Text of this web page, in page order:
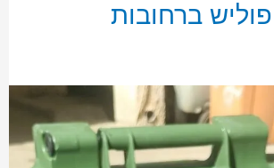
ברחובות